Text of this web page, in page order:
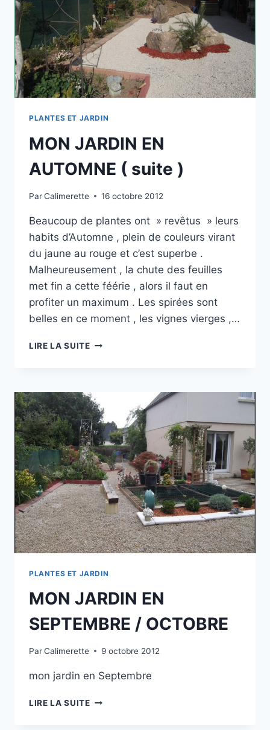
PLANTES ET JARDIN
MON JARDIN EN
AUTOMNE ( suite )
ParCalimerette 16 octobre 2012
Beaucoup de plantes ont » revêtus » leurs
habits d’Automne , plein de couleurs virant
du jaune au rouge et c’est superbe .
Malheureusement , la chute des feuilles
met fin a cette féérie , alors il faut en
profiter un maximum . Les spirées sont
belles en ce moment , les vignes vierges ,…
LIRE LA SUITEMON
(
SUITE
)
PLANTES ET JARDIN
MON JARDIN EN
SEPTEMBRE / OCTOBRE
ParCalimerette 9 octobre 2012
mon jardin en Septembre
LIRE LA SUITEMON